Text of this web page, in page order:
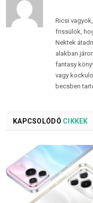
Ricsi
frissülök,
Nektek
alakban
fantasy
vagy
becsben
KAPCSOLÓDÓ CIKKEK